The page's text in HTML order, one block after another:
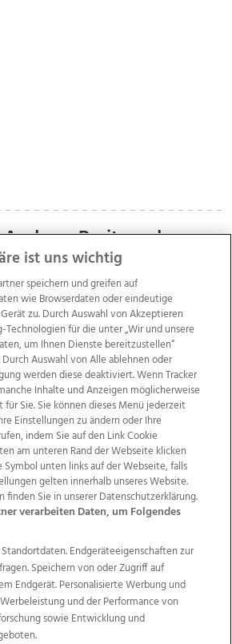
Breiteneder
Mediadaten Kontakt
Jobs
Impressum
AGB Anzeigekunden
Ehrenkodex Politische Werbung
des Medienhauses Wimmer
i.at OÖNow
Ischler Woche
OÖNachrichten
OÖN Immobilien
OÖN Reise
Promenaden Galerien
wasistlos.at wirtrauern.at
ist uns wichtig
speichern und greifen auf
wie Browserdaten oder eindeutige
zu. Durch Auswahl von Akzeptieren
Technologien für die unter „Wir und unsere
um Ihnen Dienste bereitzustellen“
Auswahl von Alle ablehnen oder
werden diese deaktiviert. Wenn Tracker
Inhalte und Anzeigen möglicherweise
Sie. Sie können dieses Menü jederzeit
Einstellungen zu ändern oder Ihre
indem Sie auf den Link Cookie
am unteren Rand der Webseite klicken
Symbol unten links auf der Webseite, falls
gelten innerhalb unseres Website.
Sie in unserer Datenschutzerklärung.
verarbeiten Daten, um Folgendes
Endgeräteeigenschaften zur
Speichern von oder Zugriff auf
Endgerät. Personalisierte Werbung und
und der Performance von
sowie Entwicklung und